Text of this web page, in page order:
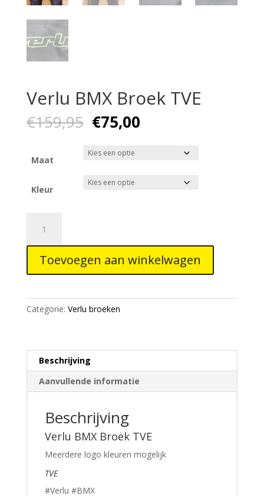
Verlu BMX Broek TVE
€159,95 Oorspronkelijke
prijs
was:
€159,95.
€75,00Huidige
€75,00.
Maat
Kleur
Broek
TVE
aantal
Toevoegen aan winkelwagen
Categorie: Verlu broeken
Beschrijving
Aanvullende informatie
Beschrijving
Verlu BMX Broek TVE
Meerdere logo kleuren mogelijk
TVE
#Verlu #BMX